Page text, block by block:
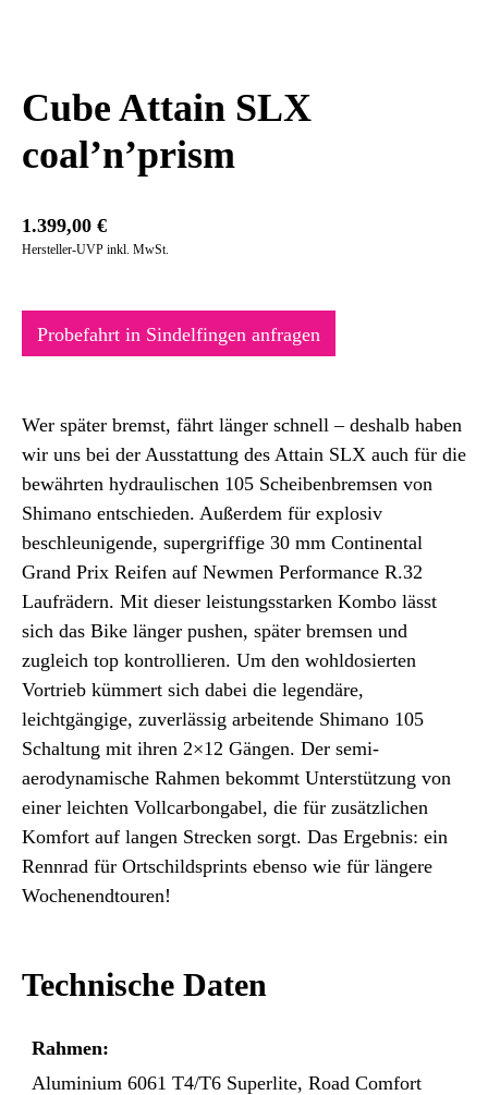
Cube Attain SLX
coal’n’prism
1.399,00 €
Hersteller-UVP inkl. MwSt.
Probefahrt in Sindelfingen anfragen
Wer später bremst, fährt länger schnell – deshalb haben
wir uns bei der Ausstattung des Attain SLX auch für die
bewährten hydraulischen 105 Scheibenbremsen von
Shimano entschieden. Außerdem für explosiv
beschleunigende, supergriffige 30 mm Continental
Grand Prix Reifen auf Newmen Performance R.32
Laufrädern. Mit dieser leistungsstarken Kombo lässt
sich das Bike länger pushen, später bremsen und
zugleich top kontrollieren. Um den wohldosierten
Vortrieb kümmert sich dabei die legendäre,
leichtgängige, zuverlässig arbeitende Shimano 105
Schaltung mit ihren 2×12 Gängen. Der semi-
aerodynamische Rahmen bekommt Unterstützung von
einer leichten Vollcarbongabel, die für zusätzlichen
Komfort auf langen Strecken sorgt. Das Ergebnis: ein
Rennrad für Ortschildsprints ebenso wie für längere
Wochenendtouren!
Technische Daten
Rahmen:
Aluminium 6061 T4/T6 Superlite, Road Comfort